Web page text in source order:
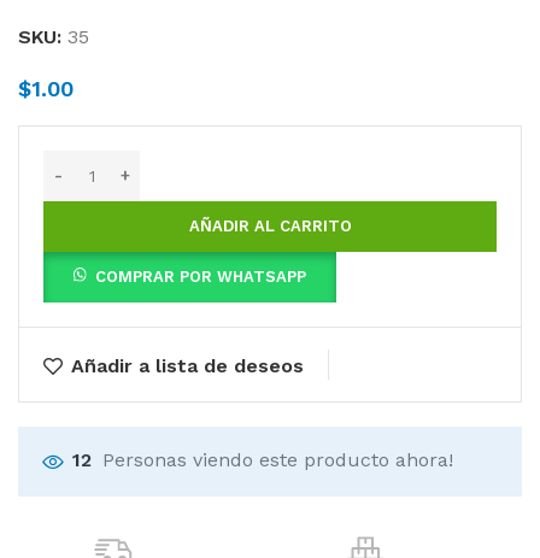
SKU: 35
$1.00
AÑADIR AL CARRITO
COMPRAR POR WHATSAPP
Añadir a lista de deseos
12 Personas viendo este producto ahora!